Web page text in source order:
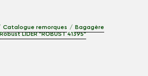
Catalogue remorques
Bagagère
Robust LIDER "ROBUST 41395"